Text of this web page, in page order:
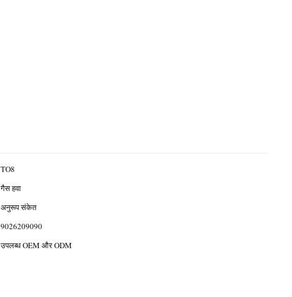
TO8
गैस हवा
अनुरूप संकेत
9026209090
उपलब्ध OEM और ODM